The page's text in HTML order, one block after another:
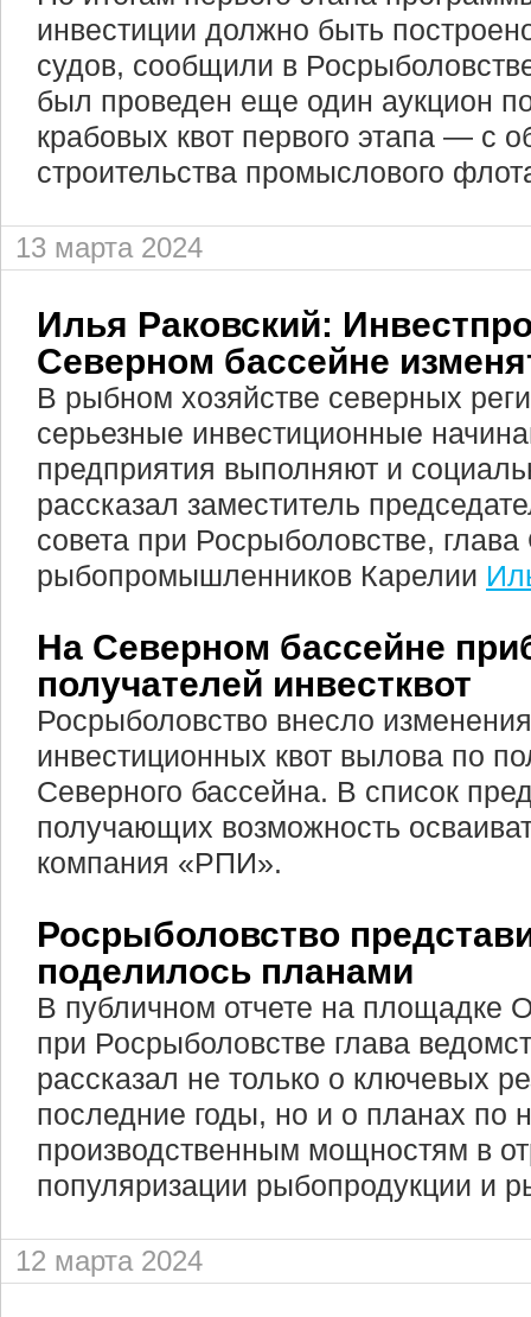
инвестиции должно быть
судов, сообщили в
был проведен еще один аукцион
крабовых квот первого этапа — с
строительства промыслового
13 марта 2024
Илья Раковский:
Северном бассейне
В рыбном хозяйстве северных
серьезные инвестиционные
предприятия выполняют и
рассказал заместитель
совета при Росрыболовстве,
рыбопромышленников Карелии
На Северном бассейне
получателей инвестквот
Росрыболовство внесло
инвестиционных квот вылова по
Северного бассейна. В список
получающих возможность
компания «РПИ».
Росрыболовство
поделилось планами
В публичном отчете на площадке
при Росрыболовстве глава
рассказал не только о ключевых
последние годы, но и о планах по
производственным мощностям в
популяризации рыбопродукции и
12 марта 2024